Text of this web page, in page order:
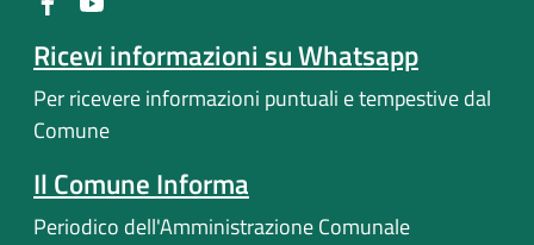
Ricevi informazioni su Whatsapp
Per ricevere informazioni puntuali e tempestive dal
Comune
Il Comune Informa
Periodico dell'Amministrazione Comunale